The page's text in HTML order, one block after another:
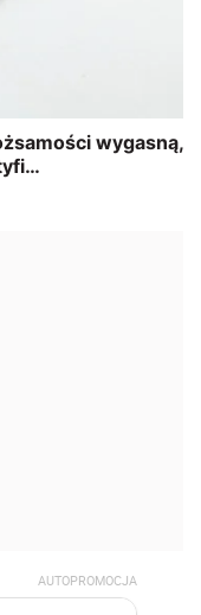
AUTOPROMOCJA